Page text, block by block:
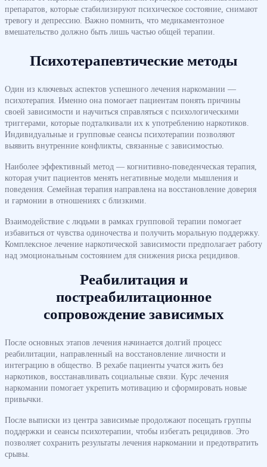
препаратов, которые стабилизируют психическое состояние, снимают
тревогу и депрессию. Важно помнить, что медикаментозное
вмешательство должно быть лишь частью общей терапии.
Психотерапевтические методы
Один из ключевых аспектов успешного лечения наркомании —
психотерапия. Именно она помогает пациентам понять причины
своей зависимости и научиться справляться с психологическими
триггерами, которые подталкивали их к употреблению наркотиков.
Индивидуальные и групповые сеансы психотерапии позволяют
выявить внутренние конфликты, связанные с зависимостью.
Наиболее эффективный метод — когнитивно-поведенческая терапия,
которая учит пациентов менять негативные модели мышления и
поведения. Семейная терапия направлена на восстановление доверия
и гармонии в отношениях с близкими.
Взаимодействие с людьми в рамках групповой терапии помогает
избавиться от чувства одиночества и получить моральную поддержку.
Комплексное лечение наркотической зависимости предполагает работу
над эмоциональным состоянием для снижения риска рецидивов.
Реабилитация и
постреабилитационное
сопровождение зависимых
После основных этапов лечения начинается долгий процесс
реабилитации, направленный на восстановление личности и
интеграцию в общество. В рехабе пациенты учатся жить без
наркотиков, восстанавливать социальные связи. Курс лечения
наркомании помогает укрепить мотивацию и сформировать новые
привычки.
После выписки из центра зависимые продолжают посещать группы
поддержки и сеансы психотерапии, чтобы избегать рецидивов. Это
позволяет сохранить результаты лечения наркомании и предотвратить
срывы.